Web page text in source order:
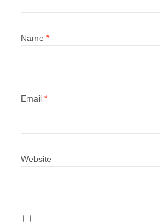
Name *
Email *
Website